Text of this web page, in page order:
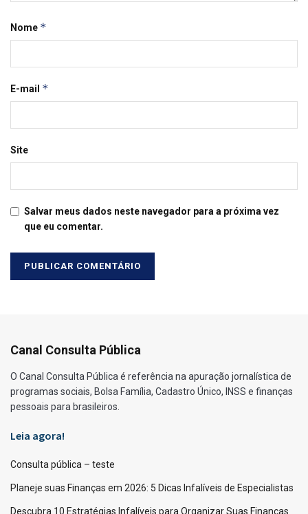
Nome *
E-mail *
Site
Salvar meus dados neste navegador para a próxima vez
que eu comentar.
Canal Consulta Pública
O Canal Consulta Pública é referência na apuração jornalística de
programas sociais, Bolsa Família, Cadastro Único, INSS e finanças
pessoais para brasileiros.
Leia agora!
Consulta pública – teste
Planeje suas Finanças em 2026: 5 Dicas Infalíveis de Especialistas
Descubra 10 Estratégias Infalíveis para Organizar Suas Finanças